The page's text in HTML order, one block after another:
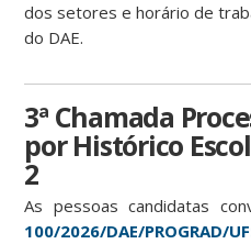
dos setores e horário de
do DAE.
3ª Chamada
por Histórico
2
As pessoas candidatas
100/2026/DAE/PROGRAD/